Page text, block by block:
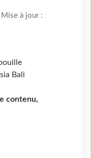
à jour :
contenu,